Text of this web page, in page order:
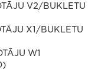
V2/BUKLETU
X1/BUKLETU
W1